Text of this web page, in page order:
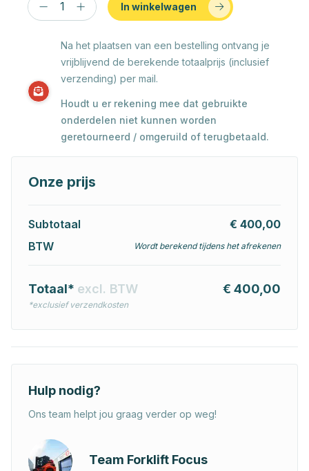
In winkelwagen
Na het plaatsen van een bestelling ontvang je
vrijblijvend de berekende totaalprijs (inclusief
verzending) per mail.
Houdt u er rekening mee dat gebruikte
onderdelen niet kunnen worden
geretourneerd / omgeruild of terugbetaald.
Onze prijs
Subtotaal
€ 400,00
BTW
Wordt berekend tijdens het afrekenen
Totaal* excl. BTW
*exclusief verzendkosten
€ 400,00
Hulp nodig?
Ons team helpt jou graag verder op weg!
Team Forklift Focus